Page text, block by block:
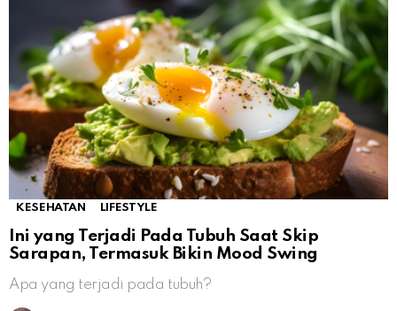
KESEHATAN LIFESTYLE
Ini yang Terjadi Pada Tubuh Saat Skip
Sarapan, Termasuk Bikin Mood Swing
Apa yang terjadi pada tubuh?